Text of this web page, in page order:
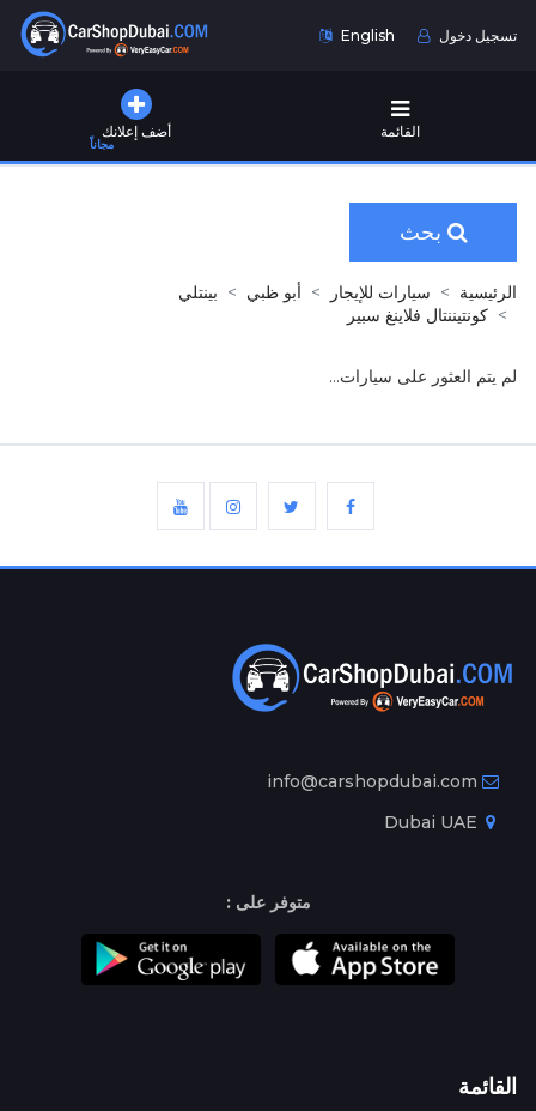
English تسجيل دخول
أضف إعلانك
مجاناً
القائمة
بحث
الرئيسية سيارات للإيجار أبو ظبي
بينتلي
كونتيننتال فلاينغ سبير
لم يتم العثور على سيارات...
info@carshopdubai.com
متوفر على :
القائمة